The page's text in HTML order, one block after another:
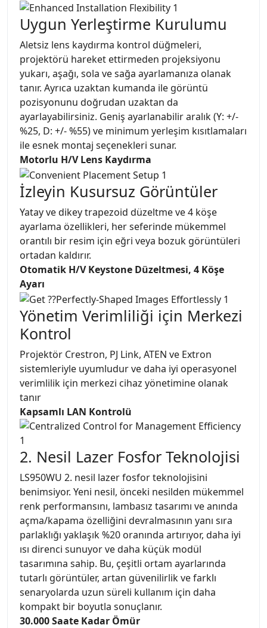
Uygun Yerleştirme Kurulumu
Aletsiz lens kaydırma kontrol düğmeleri,
projektörü hareket ettirmeden projeksiyonu
yukarı, aşağı, sola ve sağa ayarlamanıza olanak
tanır. Ayrıca uzaktan kumanda ile görüntü
pozisyonunu doğrudan uzaktan da
ayarlayabilirsiniz. Geniş ayarlanabilir aralık (Y: +/-
%25, D: +/- %55) ve minimum yerleşim kısıtlamaları
ile esnek montaj seçenekleri sunar.
Motorlu H/V Lens Kaydırma
İzleyin Kusursuz Görüntüler
Yatay ve dikey trapezoid düzeltme ve 4 köşe
ayarlama özellikleri, her seferinde mükemmel
orantılı bir resim için eğri veya bozuk görüntüleri
ortadan kaldırır.
Otomatik H/V Keystone Düzeltmesi, 4 Köşe
Ayarı
Yönetim Verimliliği için Merkezi
Kontrol
Projektör Crestron, PJ Link, ATEN ve Extron
sistemleriyle uyumludur ve daha iyi operasyonel
verimlilik için merkezi cihaz yönetimine olanak
tanır
Kapsamlı LAN Kontrolü
2. Nesil Lazer Fosfor Teknolojisi
LS950WU 2. nesil lazer fosfor teknolojisini
benimsiyor. Yeni nesil, önceki nesilden mükemmel
renk performansını, lambasız tasarımı ve anında
açma/kapama özelliğini devralmasının yanı sıra
parlaklığı yaklaşık %20 oranında artırıyor, daha iyi
ısı direnci sunuyor ve daha küçük modül
tasarımına sahip. Bu, çeşitli ortam ayarlarında
tutarlı görüntüler, artan güvenilirlik ve farklı
senaryolarda uzun süreli kullanım için daha
kompakt bir boyutla sonuçlanır.
30.000 Saate Kadar Ömür